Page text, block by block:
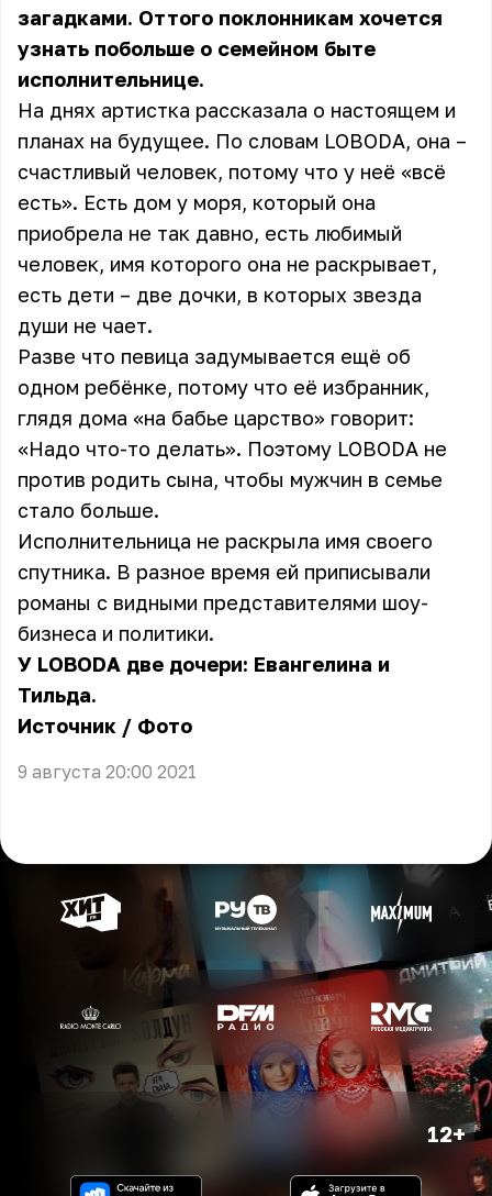
загадками. Оттого поклонникам хочется
узнать побольше о семейном быте
исполнительнице.
На днях артистка рассказала о настоящем и
планах на будущее. По словам LOBODA, она –
счастливый человек, потому что у неё «всё
есть». Есть дом у моря, который она
приобрела не так давно, есть любимый
человек, имя которого она не раскрывает,
есть дети – две дочки, в которых звезда
души не чает.
Разве что певица задумывается ещё об
одном ребёнке, потому что её избранник,
глядя дома «на бабье царство» говорит:
«Надо что-то делать». Поэтому LOBODA не
против родить сына, чтобы мужчин в семье
стало больше.
Исполнительница не раскрыла имя своего
спутника. В разное время ей приписывали
романы с видными представителями шоу-
бизнеса и политики.
У LOBODA две дочери: Евангелина и
Тильда.
Источник / Фото
9 августа 20:00 2021
12+